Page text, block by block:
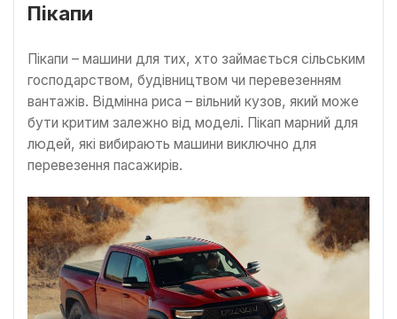
Пікапи
Пікапи – машини для тих, хто займається сільським
господарством, будівництвом чи перевезенням
вантажів. Відмінна риса – вільний кузов, який може
бути критим залежно від моделі. Пікап марний для
людей, які вибирають машини виключно для
перевезення пасажирів.